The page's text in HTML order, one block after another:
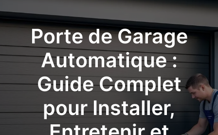
Porte de Garage
Automatique :
Guide Complet
pour Installer,